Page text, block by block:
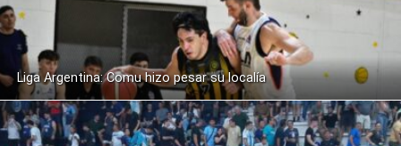
Liga Argentina: Comu hizo pesar su localía